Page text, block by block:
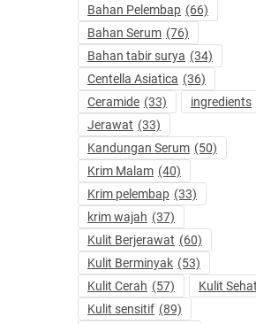
Bahan Pelembap (66)
Bahan Serum (76)
Bahan tabir surya (34)
Centella Asiatica (36)
Ceramide (33) ingredients
Jerawat (33)
Kandungan Serum (50)
Krim Malam (40)
Krim pelembap (33)
krim wajah (37)
Kulit Berjerawat (60)
Kulit Berminyak (53)
Kulit Cerah (57) Kulit Sehat
Kulit sensitif (89)